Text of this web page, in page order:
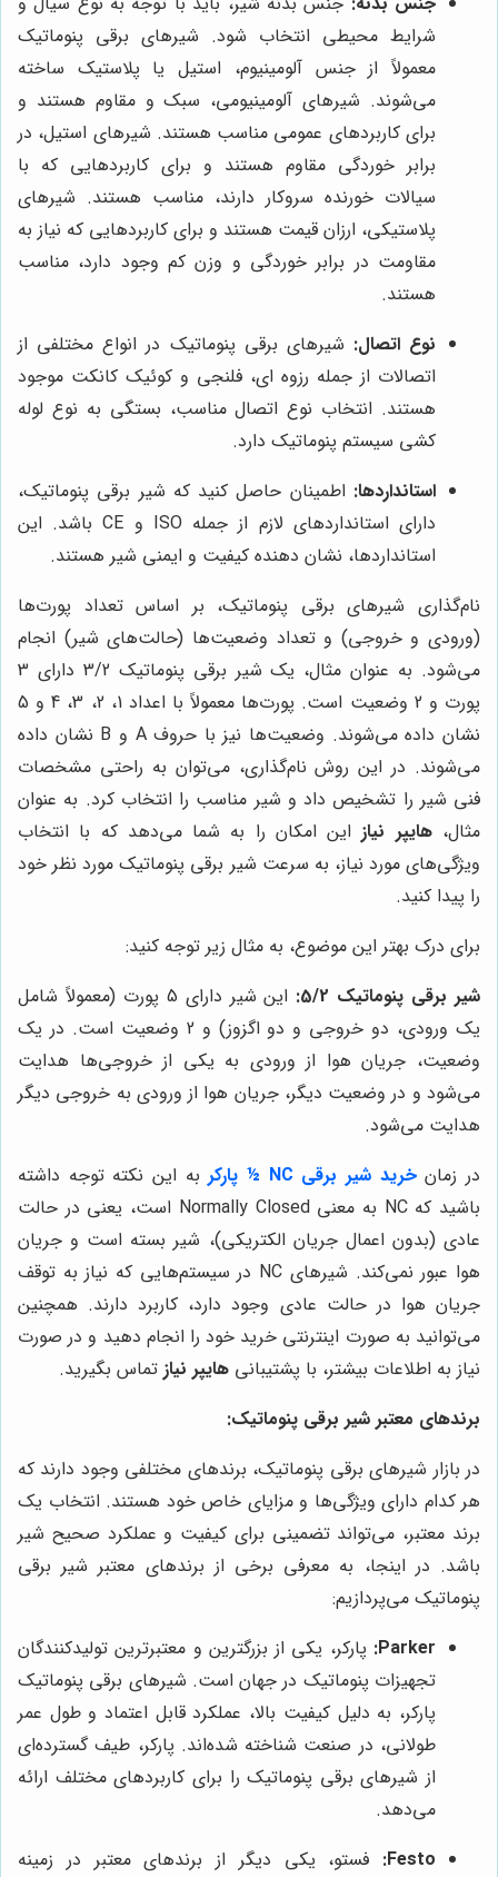
شرایط محیطی انتخاب شود. شیرهای برقی پنوماتیک
معمولاً از جنس آلومینیوم، استیل یا پلاستیک ساخته
می‌شوند. شیرهای آلومینیومی، سبک و مقاوم هستند و
برای کاربردهای عمومی مناسب هستند. شیرهای استیل، در
برابر خوردگی مقاوم هستند و برای کاربردهایی که با
سیالات خورنده سروکار دارند، مناسب هستند. شیرهای
پلاستیکی، ارزان قیمت هستند و برای کاربردهایی که نیاز به
مقاومت در برابر خوردگی و وزن کم وجود دارد، مناسب
هستند.
نوع اتصال: شیرهای برقی پنوماتیک در انواع مختلفی از
اتصالات از جمله رزوه ای، فلنجی و کوئیک کانکت موجود
هستند. انتخاب نوع اتصال مناسب، بستگی به نوع لوله
کشی سیستم پنوماتیک دارد.
استانداردها: اطمینان حاصل کنید که شیر برقی پنوماتیک،
دارای استانداردهای لازم از جمله ISO و CE باشد. این
استانداردها، نشان دهنده کیفیت و ایمنی شیر هستند.
نام‌گذاری شیرهای برقی پنوماتیک، بر اساس تعداد پورت‌ها
(ورودی و خروجی) و تعداد وضعیت‌ها (حالت‌های شیر) انجام
می‌شود. به عنوان مثال، یک شیر برقی پنوماتیک 3/2 دارای 3
پورت و 2 وضعیت است. پورت‌ها معمولاً با اعداد 1، 2، 3، 4 و 5
نشان داده می‌شوند. وضعیت‌ها نیز با حروف A و B نشان داده
می‌شوند. در این روش نام‌گذاری، می‌توان به راحتی مشخصات
فنی شیر را تشخیص داد و شیر مناسب را انتخاب کرد. به عنوان
مثال،هایپر نیازاین امکان را به شما می‌دهد که با انتخاب
ویژگی‌های مورد نیاز، به سرعت شیر برقی پنوماتیک مورد نظر خود
را پیدا کنید.
برای درک بهتر این موضوع، به مثال زیر توجه کنید:
شیر برقی پنوماتیک 5/2:
این شیر دارای 5 پورت (معمولاً شامل
یک ورودی، دو خروجی و دو اگزوز) و 2 وضعیت است. در یک
وضعیت، جریان هوا از ورودی به یکی از خروجی‌ها هدایت
می‌شود و در وضعیت دیگر، جریان هوا از ورودی به خروجی دیگر
هدایت می‌شود.
در زمانخرید شیر برقی NC ½ پارکر
به این نکته توجه داشته
باشید که NC به معنی Normally Closed است، یعنی در حالت
عادی (بدون اعمال جریان الکتریکی)، شیر بسته است و جریان
هوا عبور نمی‌کند. شیرهای NC در سیستم‌هایی که نیاز به توقف
جریان هوا در حالت عادی وجود دارد، کاربرد دارند. همچنین
می‌توانید به صورت اینترنتی خرید خود را انجام دهید و در صورت
نیاز به اطلاعات بیشتر، با پشتیبانی هایپر نیاز تماس بگیرید.
برندهای معتبر شیر برقی پنوماتیک:
در بازار شیرهای برقی پنوماتیک، برندهای مختلفی وجود دارند که
هر کدام دارای ویژگی‌ها و مزایای خاص خود هستند. انتخاب یک
برند معتبر، می‌تواند تضمینی برای کیفیت و عملکرد صحیح شیر
باشد. در اینجا، به معرفی برخی از برندهای معتبر شیر برقی
پنوماتیک می‌پردازیم:
Parker: پارکر، یکی از بزرگترین و معتبرترین تولیدکنندگان
تجهیزات پنوماتیک در جهان است. شیرهای برقی پنوماتیک
پارکر، به دلیل کیفیت بالا، عملکرد قابل اعتماد و طول عمر
طولانی، در صنعت شناخته شده‌اند. پارکر، طیف گسترده‌ای
از شیرهای برقی پنوماتیک را برای کاربردهای مختلف ارائه
می‌دهد.
Festo:
فستو، یکی دیگر از برندهای معتبر در زمینه